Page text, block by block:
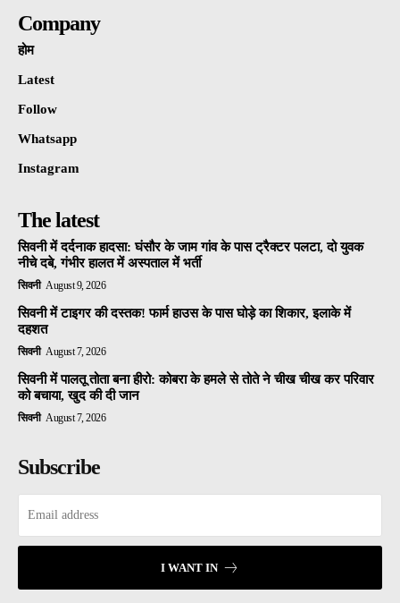
Company
होम
Latest
Follow
Whatsapp
Instagram
The latest
सिवनी में दर्दनाक हादसा: घंसौर के जाम गांव के पास ट्रैक्टर पलटा, दो युवक
नीचे दबे, गंभीर हालत में अस्पताल में भर्ती
सिवनी August 9, 2026
सिवनी में टाइगर की दस्तक! फार्म हाउस के पास घोड़े का शिकार, इलाके में
दहशत
सिवनी August 7, 2026
सिवनी में पालतू तोता बना हीरो: कोबरा के हमले से तोते ने चीख चीख कर परिवार
को बचाया, खुद की दी जान
सिवनी August 7, 2026
Subscribe
I WANT IN